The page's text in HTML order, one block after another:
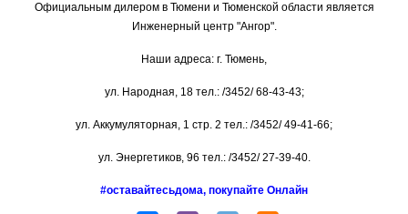
Официальным дилером в Тюмени и Тюменской области является
Инженерный центр "Ангор".
Наши адреса: г. Тюмень,
ул. Народная, 18 тел.: /3452/ 68-43-43;
ул. Аккумуляторная, 1 стр. 2 тел.: /3452/ 49-41-66;
ул. Энергетиков, 96 тел.: /3452/ 27-39-40.
#оставайтесьдома, покупайте Онлайн